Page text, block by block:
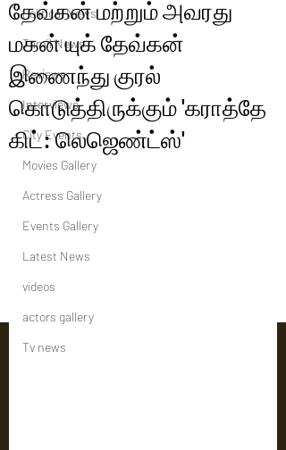
Political News
Tamil News
Reviews
Interviews
City Events
Movies Gallery
Actress Gallery
Events Gallery
Latest News
videos
actors gallery
Tv news
தேவ்கன் மற்றும் அவரது
மகன் யுக் தேவ்கன்
இணைந்து குரல்
கொடுத்திருக்கும் 'கராத்தே
கிட்: லெஜெண்ட்ஸ்'